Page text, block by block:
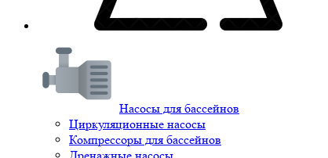
Насосы для бассейнов
Циркуляционные насосы
Компрессоры для бассейнов